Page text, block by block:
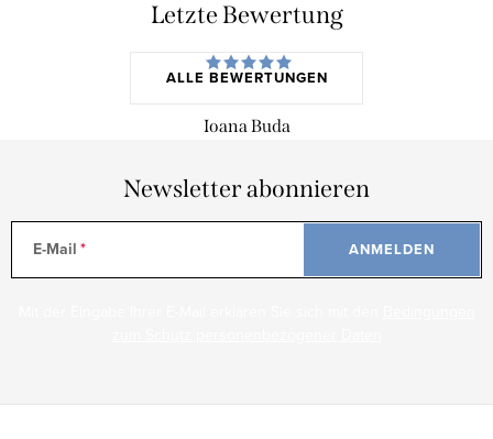
Letzte Bewertung
ALLE BEWERTUNGEN
Ioana Buda
Newsletter abonnieren
E-Mail ANMELDEN